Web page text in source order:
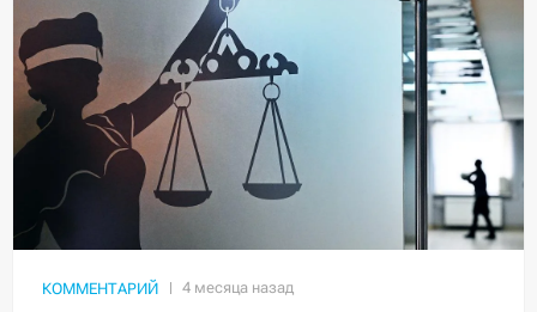
КОММЕНТАРИЙ